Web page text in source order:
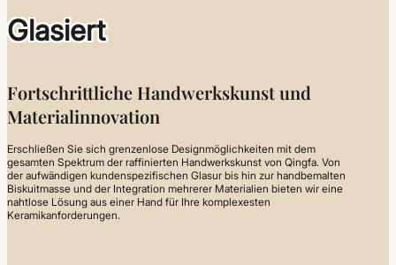
Glasiert
Fortschrittliche Handwerkskunst und
Materialinnovation
Erschließen Sie sich grenzenlose Designmöglichkeiten mit dem
gesamten Spektrum der raffinierten Handwerkskunst von Qingfa. Von
der aufwändigen kundenspezifischen Glasur bis hin zur handbemalten
Biskuitmasse und der Integration mehrerer Materialien bieten wir eine
nahtlose Lösung aus einer Hand für Ihre komplexesten
Keramikanforderungen.